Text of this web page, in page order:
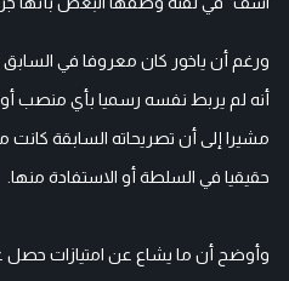
ورغم أن ياخور كان معروفا في السابق
أنه لم يربط نفسه رسميا بأي منصب أو
مشيرا إلى أن تصريحاته السابقة
حقيقيا في السلطة أو الاستفادة منها.
وأوضح أن ما يشاع عن امتيازات حصل